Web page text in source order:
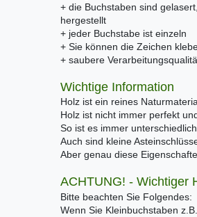
+ die Buchstaben sind
hergestellt
+ jeder Buchstabe ist einzeln
+ Sie können die Zeichen
+ saubere
Wichtige Information
Holz ist ein reines
Holz ist nicht immer perfekt
So ist es immer
Auch sind kleine
Aber genau diese
ACHTUNG! - Wichtiger
Bitte beachten Sie Folgendes:
Wenn Sie Kleinbuchstaben